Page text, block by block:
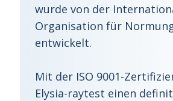
wurde von der
Organisation für
entwickelt.
Mit der ISO 9001-
Elysia-raytest einen